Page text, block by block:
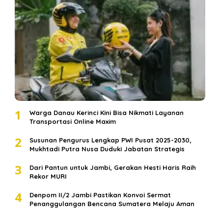
1
Warga Danau Kerinci Kini Bisa Nikmati Layanan
Transportasi Online Maxim
2
Susunan Pengurus Lengkap PWI Pusat 2025-2030,
Mukhtadi Putra Nusa Duduki Jabatan Strategis
3
Dari Pantun untuk Jambi, Gerakan Hesti Haris Raih
Rekor MURI
4
Denpom II/2 Jambi Pastikan Konvoi Sermat
Penanggulangan Bencana Sumatera Melaju Aman